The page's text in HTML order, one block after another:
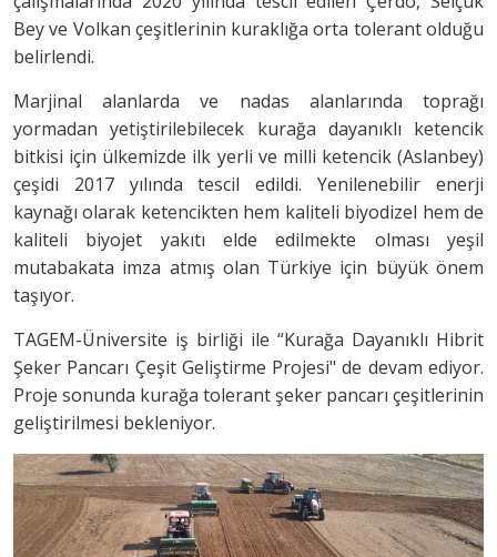
Bey ve Volkan çeşitlerinin kuraklığa orta tolerant olduğu
belirlendi.
Marjinal alanlarda ve nadas alanlarında toprağı
yormadan yetiştirilebilecek kurağa dayanıklı ketencik
bitkisi için ülkemizde ilk yerli ve milli ketencik (Aslanbey)
çeşidi 2017 yılında tescil edildi. Yenilenebilir enerji
kaynağı olarak ketencikten hem kaliteli biyodizel hem de
kaliteli biyojet yakıtı elde edilmekte olması yeşil
mutabakata imza atmış olan Türkiye için büyük önem
taşıyor.
TAGEM-Üniversite iş birliği ile “Kurağa Dayanıklı Hibrit
Şeker Pancarı Çeşit Geliştirme Projesi" de devam ediyor.
Proje sonunda kurağa tolerant şeker pancarı çeşitlerinin
geliştirilmesi bekleniyor.